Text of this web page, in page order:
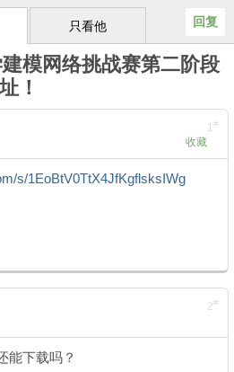
只看他 回复
模网络挑战赛第二阶段
！
1#
收藏
s/1EoBtV0TtX4JfKgflsksIWg
2#
能下载吗？